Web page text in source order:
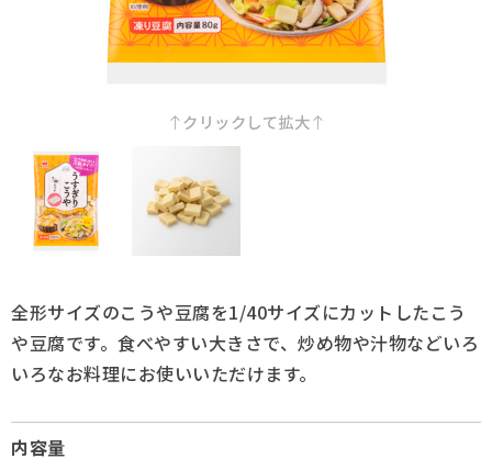
クリックして拡大
全形サイズのこうや豆腐を1/40サイズにカットしたこう
や豆腐です。食べやすい大きさで、炒め物や汁物などいろ
いろなお料理にお使いいただけます。
内容量